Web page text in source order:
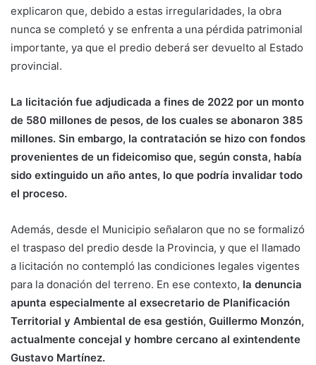
explicaron que, debido a estas irregularidades, la obra
nunca se completó y se enfrenta a una pérdida patrimonial
importante, ya que el predio deberá ser devuelto al Estado
provincial.
La licitación fue adjudicada a fines de 2022 por un monto
de 580 millones de pesos, de los cuales se abonaron 385
millones. Sin embargo, la contratación se hizo con fondos
provenientes de un fideicomiso que, según consta, había
sido extinguido un año antes, lo que podría invalidar todo
el proceso.
Además, desde el Municipio señalaron que no se formalizó
el traspaso del predio desde la Provincia, y que el llamado
a licitación no contempló las condiciones legales vigentes
para la donación del terreno. En ese contexto, la denuncia
apunta especialmente al exsecretario de Planificación
Territorial y Ambiental de esa gestión, Guillermo Monzón,
actualmente concejal y hombre cercano al exintendente
Gustavo Martínez.